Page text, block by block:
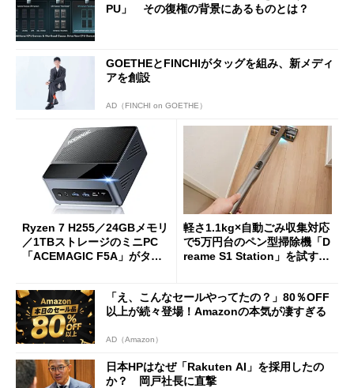
PU」 その復権の背景にあるものとは？
GOETHEとFINCHIがタッグを組み、新メディ
アを創設
AD（FINCHI on GOETHE）
Ryzen 7 H255／24GBメモリ
／1TBストレージのミニPC
「ACEMAGIC F5A」がタイ
軽さ1.1kg×自動ごみ収集対応
で5万円台のペン型掃除機「D
reame S1 Station」を試す
「え、こんなセールやってたの？」80％OFF
以上が続々登場！Amazonの本気が凄すぎる
AD（Amazon）
日本HPはなぜ「Rakuten AI」を採用したの
か？ 岡戸社長に直撃